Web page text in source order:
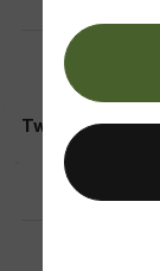
Twitter